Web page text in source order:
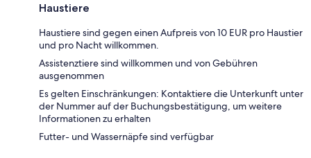
Haustiere
Haustiere sind gegen einen Aufpreis von 10 EUR pro Haustier
und pro Nacht willkommen.
Assistenztiere sind willkommen und von Gebühren
ausgenommen
Es gelten Einschränkungen: Kontaktiere die Unterkunft unter
der Nummer auf der Buchungsbestätigung, um weitere
Informationen zu erhalten
Futter- und Wassernäpfe sind verfügbar